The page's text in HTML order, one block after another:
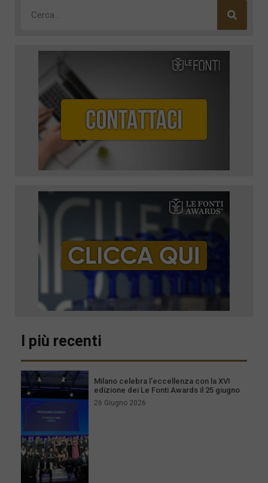
I più recenti
Milano celebra l’eccellenza con la XVI
edizione dei Le Fonti Awards il 25 giugno
26 Giugno 2026